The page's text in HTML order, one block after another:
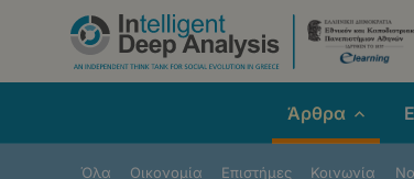
Παράκαμψη
Άρθρα
Όλα Οικονομία Επιστήμες Κοινωνία